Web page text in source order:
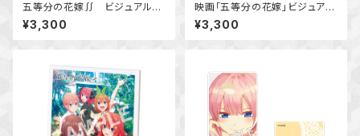
五等分の花嫁∬ ビジュアルア
ートボード
¥3,300
映画「五等分の花嫁」ビジュアル
アートボード
¥3,300